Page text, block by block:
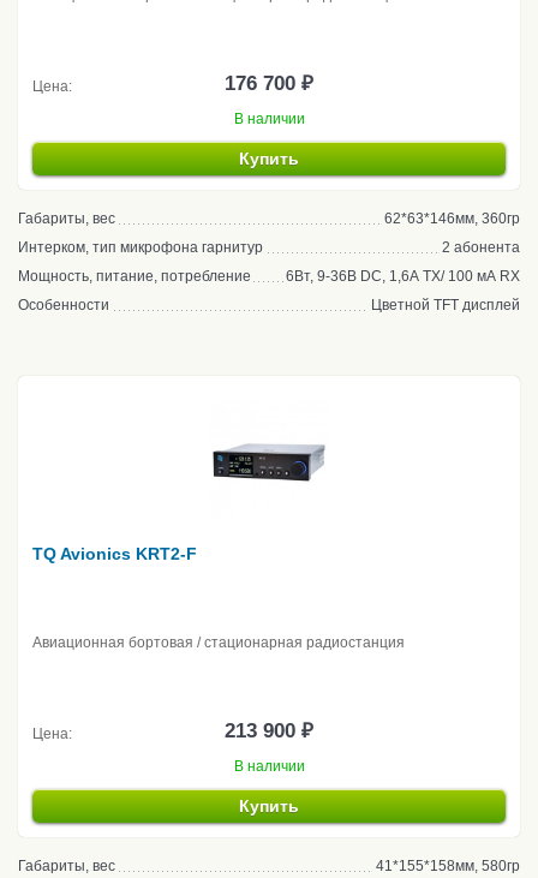
Цена: 176 700 ₽
В наличии
Купить
Габариты, вес
62*63*146мм, 360гр
Интерком, тип микрофона гарнитур
2 абонента
Мощность, питание, потребление
6Вт, 9-36В DC, 1,6А TX/ 100 мА RX
Особенности
Цветной TFT дисплей
TQ Avionics KRT2-F
Авиационная бортовая / стационарная радиостанция
Цена: 213 900 ₽
В наличии
Купить
Габариты, вес
41*155*158мм, 580гр